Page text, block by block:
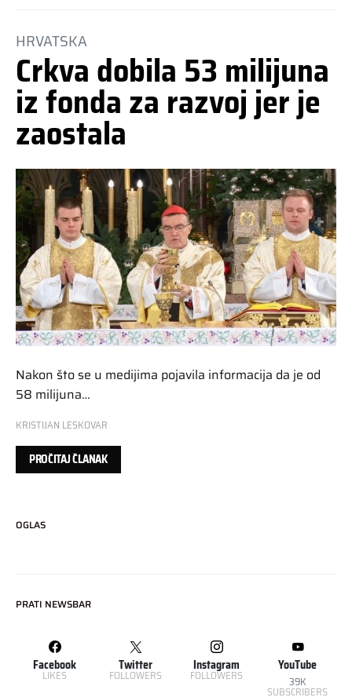
HRVATSKA
Crkva dobila 53 milijuna
iz fonda za razvoj jer je
zaostala
Nakon što se u medijima pojavila informacija da je od
58 milijuna…
KRISTIJAN LESKOVAR
PROČITAJ ČLANAK
OGLAS
PRATI NEWSBAR
Facebook
LIKES
Twitter
FOLLOWERS
Instagram
FOLLOWERS
YouTube
39K
SUBSCRIBERS